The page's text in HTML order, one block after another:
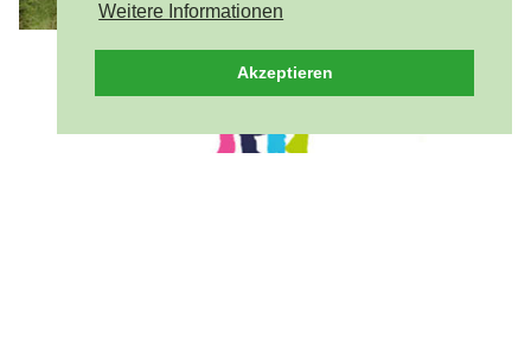
Weitere Informationen
Akzeptieren